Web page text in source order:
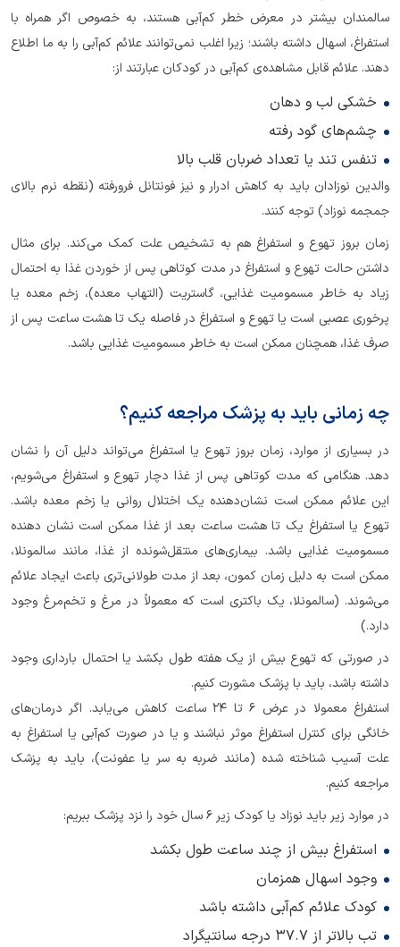
سالمندان بیشتر در معرض خطر کم‌آبی هستند، به خصوص اگر همراه با
استفراغ، اسهال داشته باشند؛ زیرا اغلب نمی‌توانند علائم کم‌آبی را به ما اطلاع
دهند. علائم قابل مشاهده‌ی کم‌آبی در کودکان عبارتند از:
خشکی لب و دهان
چشم‌های گود رفته
تنفس تند یا تعداد ضربان قلب بالا
والدین نوزادان باید به کاهش ادرار و نیز فونتانل فرورفته (نقطه نرم بالای
جمجمه نوزاد) توجه کنند.
زمان بروز تهوع و استفراغ هم به تشخیص علت کمک می‌کند. برای مثال
داشتن حالت تهوع و استفراغ در مدت کوتاهی پس از خوردن غذا به احتمال
زیاد به خاطر مسمومیت غذایی، گاستریت (التهاب معده)، زخم معده یا
پرخوری عصبی است یا تهوع و استفراغ در فاصله یک تا هشت ساعت پس از
صرف غذا، همچنان ممکن است به خاطر مسمومیت غذایی باشد.
چه زمانی باید به پزشک مراجعه کنیم؟
در بسیاری از موارد، زمان بروز تهوع یا استفراغ می‌تواند دلیل آن را نشان
دهد. هنگامی که مدت کوتاهی پس از غذا دچار تهوع و استفراغ می‌شویم،
این علائم ممکن است نشان‌دهنده یک اختلال روانی یا زخم معده باشد.
تهوع یا استفراغ یک تا هشت ساعت بعد از غذا ممکن است نشان دهنده
مسمومیت غذایی باشد. بیماری‌های منتقل‌شونده از غذا، مانند سالمونلا،
ممکن است به دلیل زمان کمون، بعد از مدت طولانی‌تری باعث ایجاد علائم
می‌شوند. (سالمونلا، یک باکتری است که معمولاً در مرغ و تخم‌مرغ وجود
دارد.)
در صورتی که تهوع بیش از یک هفته طول بکشد یا احتمال بارداری وجود
داشته باشد، باید با پزشک مشورت کنیم.
استفراغ معمولا در عرض 6 تا 24 ساعت کاهش می‌یابد. اگر درمان‌های
خانگی برای کنترل استفراغ موثر نباشند و یا در صورت کم‌آبی یا استفراغ به
علت آسیب شناخته شده (مانند ضربه به سر یا عفونت)، باید به پزشک
مراجعه کنیم.
در موارد زیر باید نوزاد یا کودک زیر 6 سال خود را نزد پزشک ببریم:
استفراغ بیش از چند ساعت طول بکشد
وجود اسهال همزمان
کودک علائم کم‌آبی داشته باشد
تب بالاتر از 37.7 درجه سانتیگراد